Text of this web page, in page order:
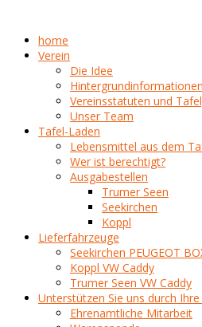
home
Verein
Die Idee
Hintergrundinformationen
Vereinsstatuten und
Unser Team
Tafel-Laden
Lebensmittel aus dem
Wer ist berechtigt?
Ausgabestellen
Trumer Seen
Seekirchen
Koppl
Lieferfahrzeuge
Seekirchen PEUGEOT
Koppl VW Caddy
Trumer Seen VW Caddy
Unterstützen Sie uns durch
Ehrenamtliche Mitarbeit